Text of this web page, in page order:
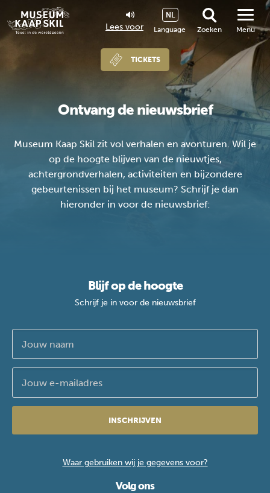
Lees voor Language
NL
Zoeken
TICKETS
Menu
Ontvang de nieuwsbrief
Museum Kaap Skil zit vol verhalen en avonturen. Wil je
op de hoogte blijven van de nieuwtjes,
achtergrondverhalen, activiteiten en bijzondere
gebeurtenissen bij het museum? Schrijf je dan
hieronder in voor de nieuwsbrief:
Blijf op de hoogte
Schrijf je in voor de nieuwsbrief
INSCHRIJVEN
Waar gebruiken wij je gegevens voor?
Volg ons